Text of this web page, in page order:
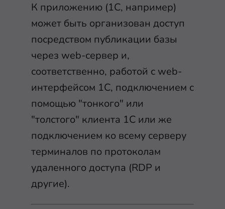
К приложению (1С, например)
может быть организован доступ
посредством публикации базы
через web-сервер и,
соответственно, работой с web-
интерфейсом 1С, подключением с
помощью "тонкого" или
"толстого" клиента 1С или же
подключением ко всему серверу
терминалов по протоколам
удаленного доступа (RDP и
другие).